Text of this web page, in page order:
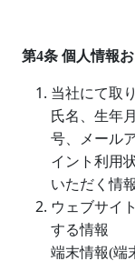
第4条 個人情報
当社にて取
氏名、生年
号、メール
イント利用
いただく情報
ウェブサイ
する情報
端末情報(端